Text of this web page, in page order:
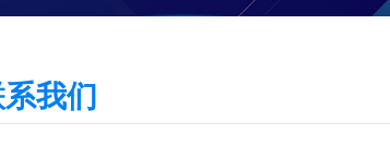
我们